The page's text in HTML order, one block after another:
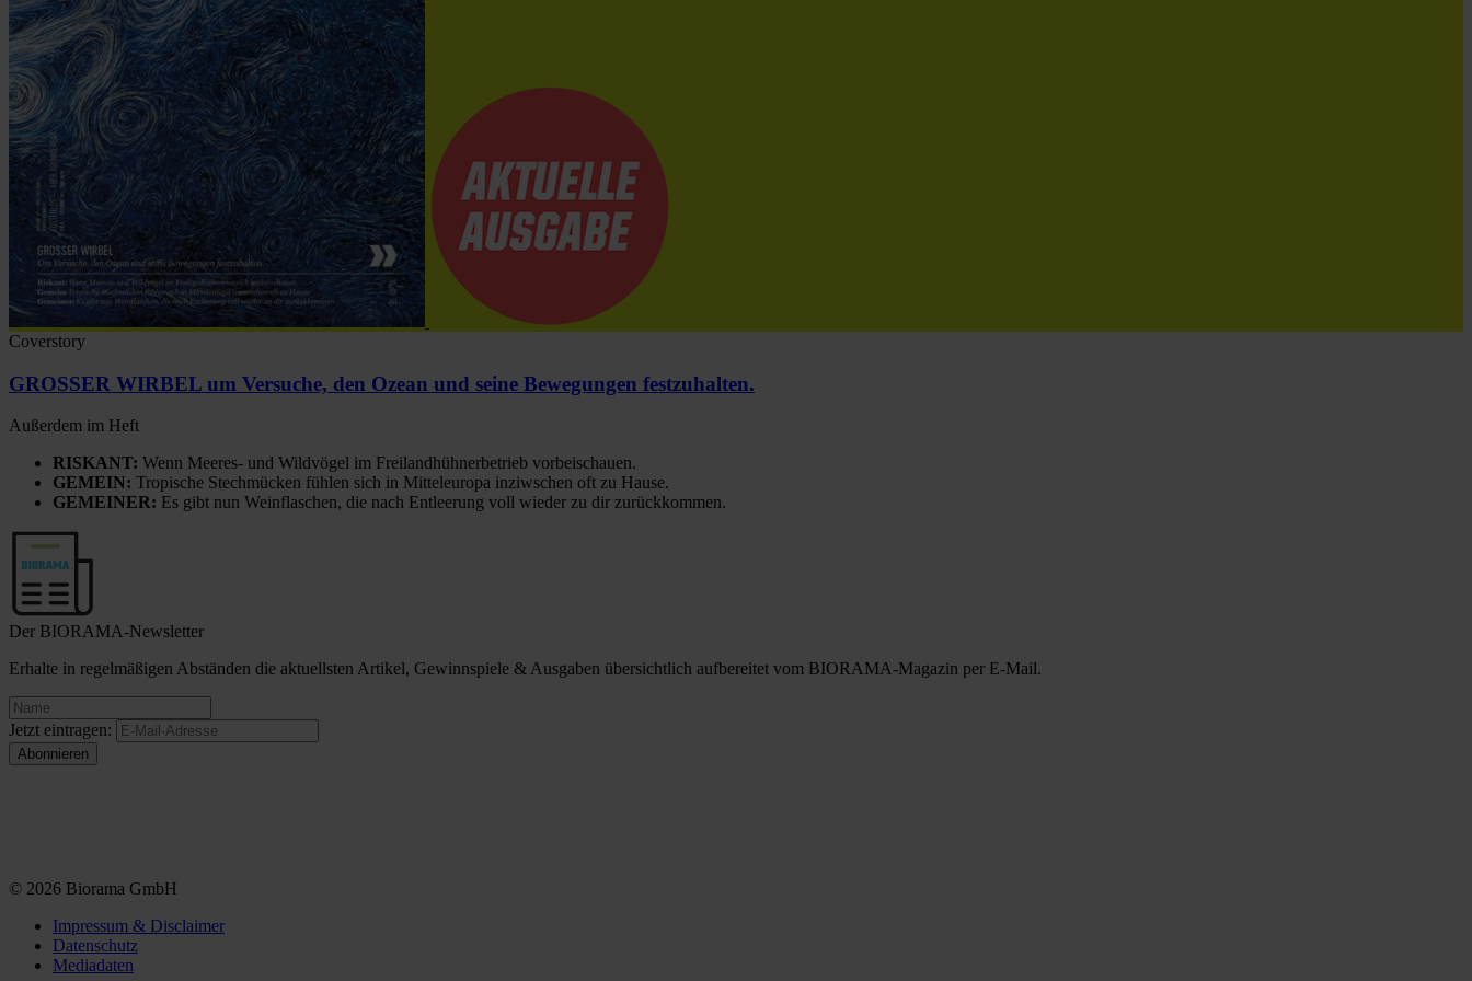
Coverstory
GROSSER WIRBEL um Versuche, den Ozean und seine Bewegungen festzuhalten.
Außerdem im Heft
RISKANT: Wenn Meeres- und Wildvögel im Freilandhühnerbetrieb vorbeischauen.
GEMEIN: Tropische Stechmücken fühlen sich in Mitteleuropa inziwschen oft zu Hause.
GEMEINER: Es gibt nun Weinflaschen, die nach Entleerung voll wieder zu dir zurückkommen.
Der BIORAMA-Newsletter
Erhalte in regelmäßigen Abständen die aktuellsten Artikel, Gewinnspiele & Ausgaben übersichtlich aufbereitet vom BIORAMA-Magazin per E-Mail.
Jetzt eintragen:
© 2026 Biorama GmbH
Impressum & Disclaimer
Datenschutz
Mediadaten